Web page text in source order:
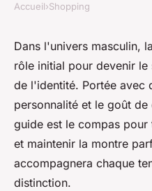
SHOPPING
Les montres
l'accessoire
geoffroi•22 février 2024• 3
Accueil›Shopping
Dans l'univers masculin,
rôle initial pour devenir
de l'identité. Portée avec
personnalité et le goût
guide est le compas
et maintenir la montre
accompagnera chaque
distinction.